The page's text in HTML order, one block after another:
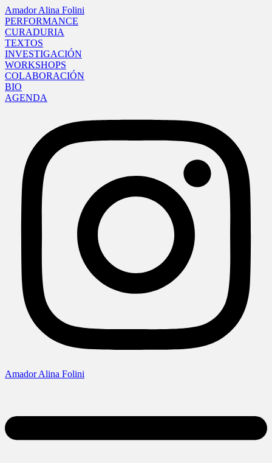
Amador Alina Folini
PERFORMANCE
CURADURIA
TEXTOS
INVESTIGACIÓN
WORKSHOPS
COLABORACIÓN
BIO
AGENDA
Amador Alina Folini